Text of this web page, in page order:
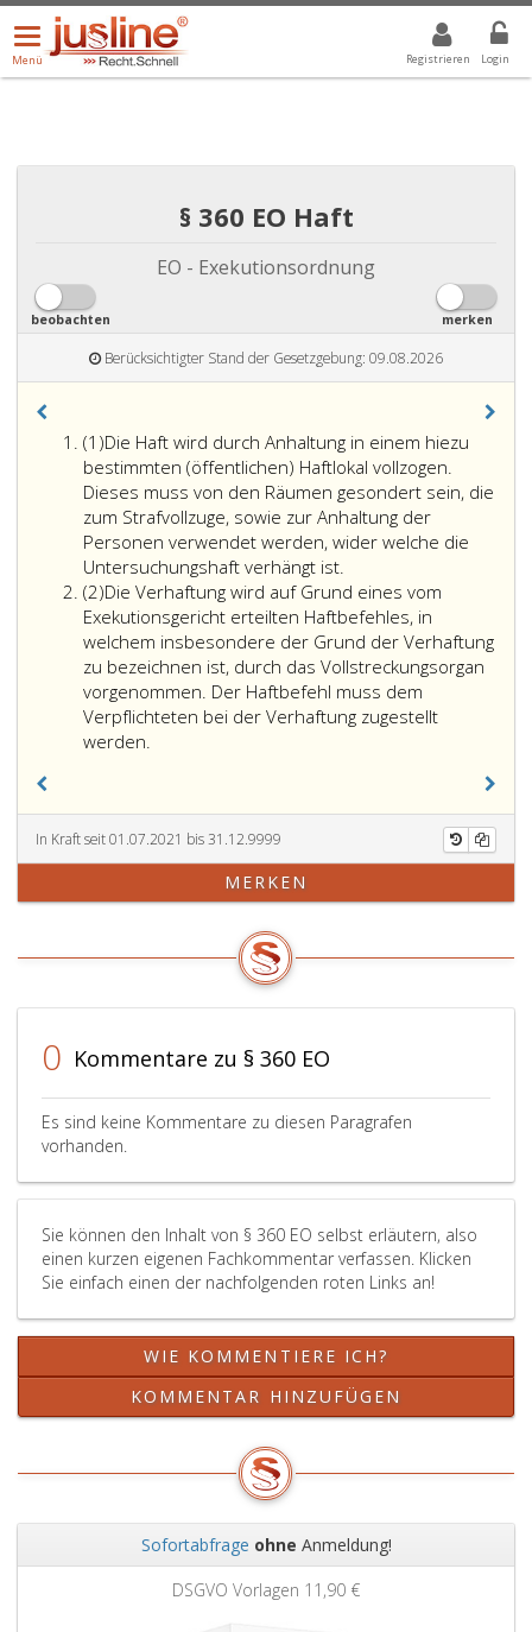
Registrieren Login
Menü
öffnen/schließen
Menü
ALLE DROPDOWN: GEWÄHLTER WERT IST ALLE
§ 360 EO Haft
EO - Exekutionsordnung
beobachten merken
Berücksichtigter Stand der Gesetzgebung: 09.08.2026
(1)Absatz
eins
Die Haft wird durch Anhaltung in einem hiezu
bestimmten (öffentlichen) Haftlokal vollzogen.
Dieses muss von den Räumen gesondert sein, die
zum Strafvollzuge, sowie zur Anhaltung der
Personen verwendet werden, wider welche die
Untersuchungshaft verhängt ist.
(2)Absatz
2
Die Verhaftung wird auf Grund eines vom
Exekutionsgericht erteilten Haftbefehles, in
welchem insbesondere der Grund der Verhaftung
zu bezeichnen ist, durch das Vollstreckungsorgan
vorgenommen. Der Haftbefehl muss dem
Verpflichteten bei der Verhaftung zugestellt
werden.
In Kraft seit 01.07.2021 bis 31.12.9999
MERKEN
0 Kommentare zu § 360 EO
Es sind keine Kommentare zu diesen Paragrafen
vorhanden.
Sie können den Inhalt von § 360 EO selbst erläutern, also
einen kurzen eigenen Fachkommentar verfassen. Klicken
Sie einfach einen der nachfolgenden roten Links an!
WIE KOMMENTIERE ICH?
KOMMENTAR HINZUFÜGEN
Sofortabfrage ohne Anmeldung!
DSGVO Vorlagen 11,90 €